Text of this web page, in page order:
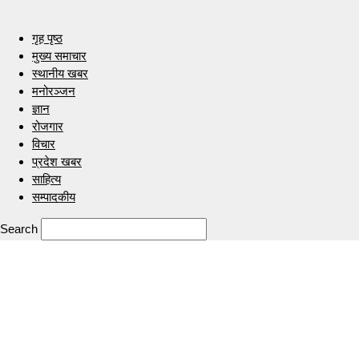
गृह पृष्ठ
मुख्य समाचार
स्थानीय खबर
मनोरञ्जन
ज्ञान
रोजगार
विचार
प्रदेश खबर
साहित्य
सम्पादकीय
Search